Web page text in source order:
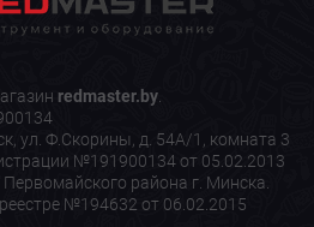
redmaster.by.
ул. Ф.Скорины, д. 54А/1, комната 3
№191900134 от 05.02.2013
района г. Минска.
№194632 от 06.02.2015